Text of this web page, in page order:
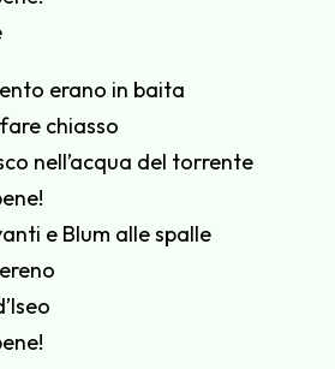
erano in baita
chiasso
nell’acqua del torrente
e Blum alle spalle